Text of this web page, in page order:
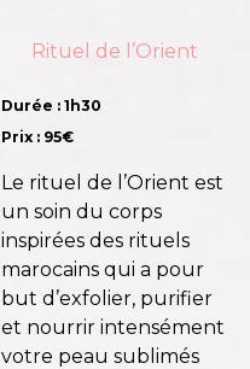
Rituel de l’Orient
Durée : 1h30
Prix : 95€
Le rituel de l’Orient est
un soin du corps
inspirées des rituels
marocains qui a pour
but d’exfolier, purifier
et nourrir intensément
votre peau sublimés